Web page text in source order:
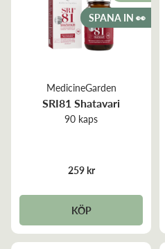
MedicineGarden
SRI81 Shatavari
90 kaps
259 kr
KÖP
SPANA IN 👀